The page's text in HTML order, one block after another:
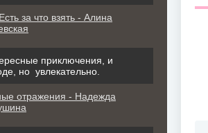
за что взять - Алина
приключения, и
но увлекательно.
отражения - Надежда